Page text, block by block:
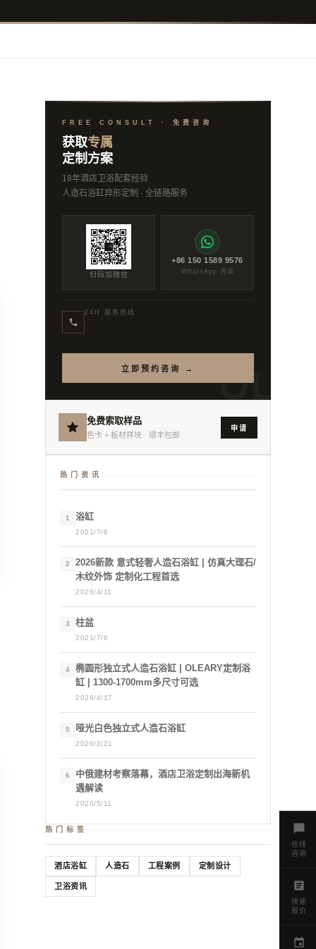
OL
FREE CONSULT · 免费咨询
获取专属
定制方案
18年酒店卫浴配套经验
人造石浴缸异形定制 · 全链路服务
扫码加微信
+86150 1589 9576
WhatsApp 咨询
24H 服务热线
立即预约咨询 →
免费索取样品
色卡 + 板材样块 · 顺丰包邮
申请
热门资讯
1 浴缸
2021/7/6
2
2026新款 意式轻奢人造石浴缸 | 仿真大理石/
木纹外饰 定制化工程首选
2026/4/11
3 柱盆
2021/7/6
4
椭圆形独立式人造石浴缸 | OLEARY定制浴
缸 | 1300-1700mm多尺寸可选
2026/4/17
5 哑光白色独立式人造石浴缸
2026/2/21
6
中俄建材考察落幕，酒店卫浴定制出海新机
遇解读
2026/5/11
热门标签
酒店浴缸 人造石 工程案例 定制设计
卫浴资讯
在线
咨询
快速
报价